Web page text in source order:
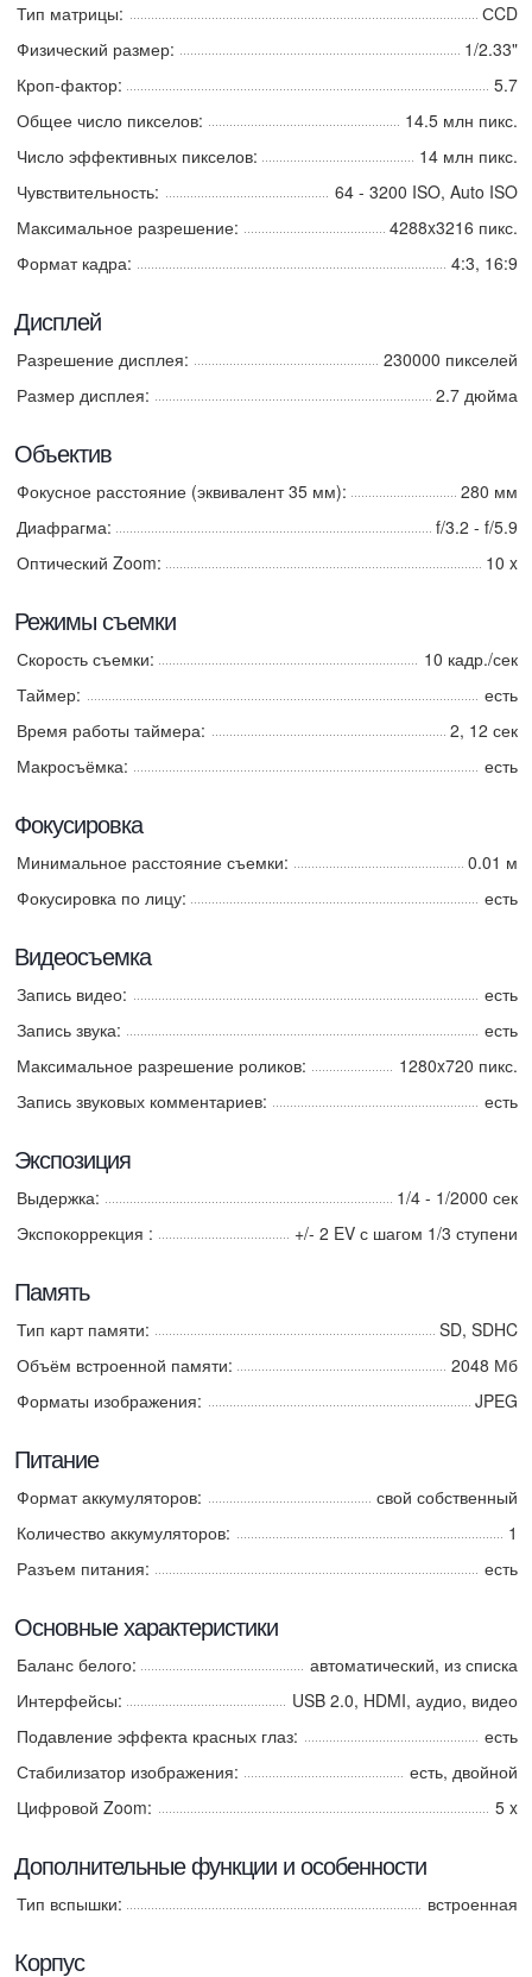
Тип матрицы:
СCD
Физический размер:
1/2.33"
Кроп-фактор:
5.7
Общее число пикселов:
14.5 млн пикс.
Число эффективных пикселов:
14 млн пикс.
Чувствительность:
64 - 3200 ISO, Auto ISO
Максимальное разрешение:
4288x3216 пикс.
Формат кадра:
4:3, 16:9
Дисплей
Разрешение дисплея:
230000 пикселей
Размер дисплея:
2.7 дюйма
Объектив
Фокусное расстояние (эквивалент 35 мм):
280 мм
Диафрагма:
f/3.2 - f/5.9
Оптический Zoom:
10 x
Режимы съемки
Скорость съемки:
10 кадр./сек
Таймер:
есть
Время работы таймера:
2, 12 сек
Макросъёмка:
есть
Фокусировка
Минимальное расстояние съемки:
0.01 м
Фокусировка по лицу:
есть
Видеосъемка
Запись видео:
есть
Запись звука:
есть
Максимальное разрешение роликов:
1280x720 пикс.
Запись звуковых комментариев:
есть
Экспозиция
Выдержка:
1/4 - 1/2000 сек
Экспокоррекция :
+/- 2 EV с шагом 1/3 ступени
Память
Тип карт памяти:
SD, SDHC
Объём встроенной памяти:
2048 Мб
Форматы изображения:
JPEG
Питание
Формат аккумуляторов:
свой собственный
Количество аккумуляторов:
1
Разъем питания:
есть
Основные характеристики
Баланс белого:
автоматический, из списка
Интерфейсы:
USB 2.0, HDMI, аудио, видео
Подавление эффекта красных глаз:
есть
Стабилизатор изображения:
есть, двойной
Цифровой Zoom:
5 x
Дополнительные функции и особенности
Тип вспышки: встроенная
Корпус